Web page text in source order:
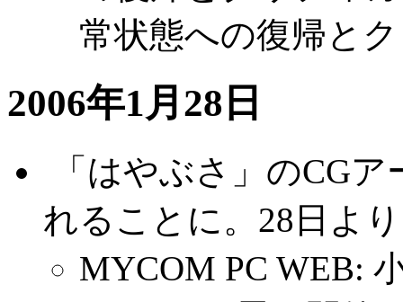
常状態への復帰と
2006年1月28日
「はやぶさ」のCG
れることに。28日よ
MYCOM PC WEB: